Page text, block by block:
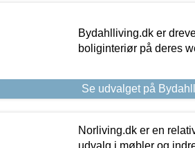
Bydahlliving.dk er
boliginteriør på deres
Se udvalget på
Norliving.dk er en